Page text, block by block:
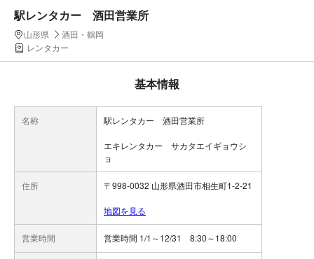
駅レンタカー 酒田営業所
山形県
酒田・鶴岡
レンタカー
基本情報
名称 駅レンタカー 酒田営業所
エキレンタカー サカタエイギョウシ
ョ
住所 〒998-0032 山形県酒田市相生町1-2-21
地図を見る
営業時間 営業時間 1/1～12/31 8:30～18:00